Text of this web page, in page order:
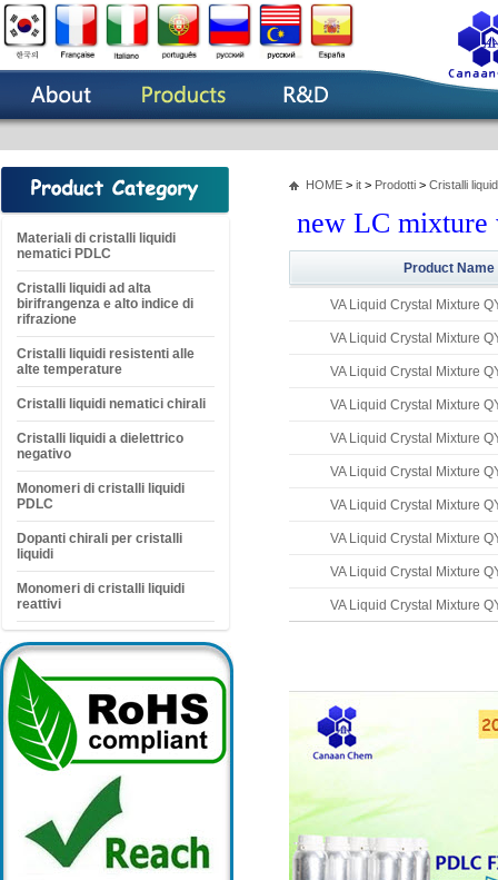
Materiali di cristalli liquidi
nematici PDLC
Cristalli liquidi ad alta
birifrangenza e alto indice di
rifrazione
Cristalli liquidi resistenti alle
alte temperature
Cristalli liquidi nematici chirali
Cristalli liquidi a dielettrico
negativo
Monomeri di cristalli liquidi
PDLC
Dopanti chirali per cristalli
liquidi
Monomeri di cristalli liquidi
reattivi
HOME > it > Prodotti > Cristalli
new LC mixture
Product Name
VA Liquid Crystal Mixture
VA Liquid Crystal Mixture
VA Liquid Crystal Mixture
VA Liquid Crystal Mixture
VA Liquid Crystal Mixture
VA Liquid Crystal Mixture
VA Liquid Crystal Mixture
VA Liquid Crystal Mixture
VA Liquid Crystal Mixture
VA Liquid Crystal Mixture